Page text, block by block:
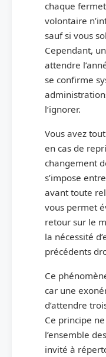
chaque
volontaire
sauf si vous
Cependant,
attendre
se confirme
l’ignorer.
Vous avez
en cas de
changement
s’impose
avant toute
vous permet
retour sur le
la nécessité
précédents
Ce
car une
d’attendre
Ce principe
l’ensemble
invité à